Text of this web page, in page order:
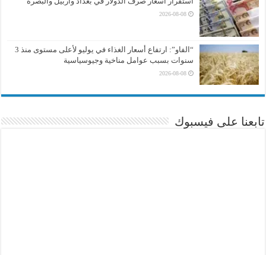
2026-08-08
“الفاو”: ارتفاع أسعار الغذاء في يوليو لأعلى مستوى منذ 3
سنوات بسبب عوامل مناخية وجيوسياسية
2026-08-08
تابعنا على فيسبوك